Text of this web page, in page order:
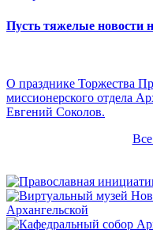
Пусть тяжелые новости
О празднике Торжества
миссионерского отдела
Евгений Соколов.